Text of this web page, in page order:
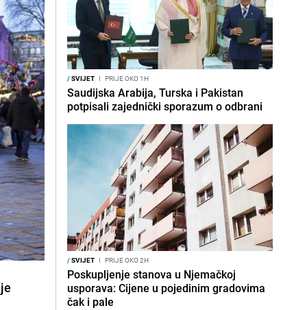
/SVIJET I PRIJE OKO 1H
Saudijska Arabija, Turska i Pakistan
potpisali zajednički sporazum o odbrani
/SVIJET I PRIJE OKO 2H
Poskupljenje stanova u Njemačkoj
usporava: Cijene u pojedinim gradovima
čak i pale